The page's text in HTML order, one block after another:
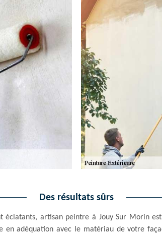
Des résultats sûrs
éclatants, artisan peintre à Jouy Sur Morin
adéquation avec le matériau de votre